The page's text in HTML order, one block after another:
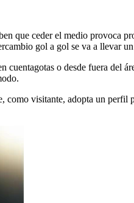
que ceder el medio provoca
gol a gol se va a llevar
cuentagotas o desde fuera del
como visitante, adopta un